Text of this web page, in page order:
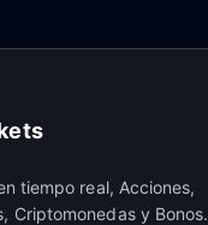
tiempo real, Acciones,
Criptomonedas y Bonos.